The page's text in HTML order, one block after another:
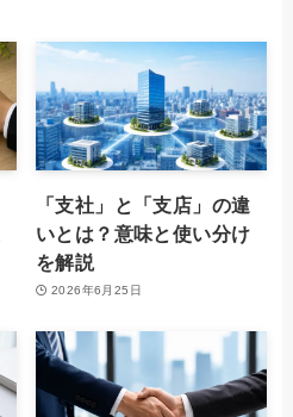
「支社」と「支店」の違
いとは？意味と使い分け
を解説
2026年6月25日